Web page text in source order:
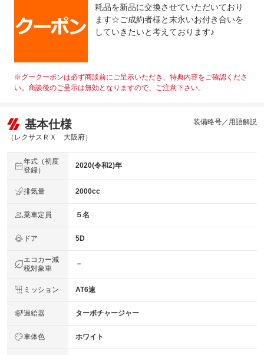
耗品を新品に交換させていただいており
ます☆ご成約者様と末永いお付き合いを
していきたいと考えております♪
※グークーポンは必ず商談前にご呈示いただき、特典内容をご確認くださ
い。商談後のご呈示は無効となりますので、ご注意下さい。
基本仕様
（レクサスＲＸ 大阪府）
装備略号／用語解説
年式（初度
登録）
2020(令和2)年
排気量 2000cc
乗車定員 ５名
ドア 5D
エコカー減
税対象車
－
ミッション AT6速
過給器 ターボチャージャー
車体色 ホワイト